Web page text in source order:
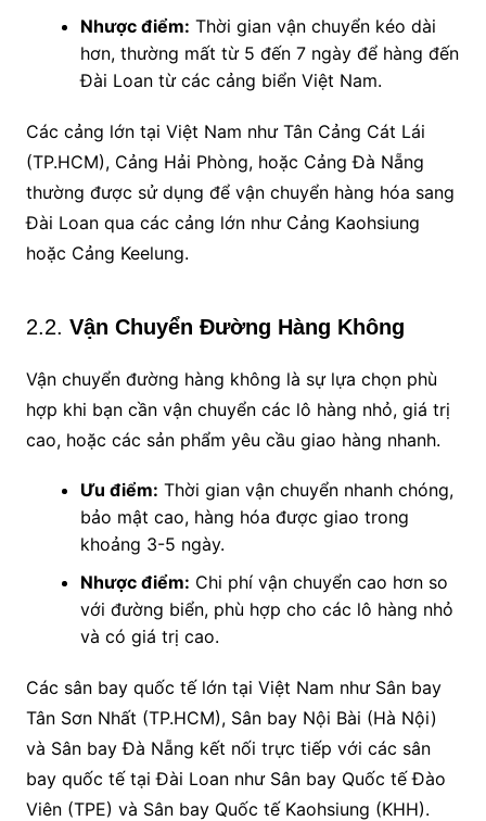
Nhược điểm: Thời gian vận chuyển kéo dài
hơn, thường mất từ 5 đến 7 ngày để hàng đến
Đài Loan từ các cảng biển Việt Nam.
Các cảng lớn tại Việt Nam như Tân Cảng Cát Lái
(TP.HCM), Cảng Hải Phòng, hoặc Cảng Đà Nẵng
thường được sử dụng để vận chuyển hàng hóa sang
Đài Loan qua các cảng lớn như Cảng Kaohsiung
hoặc Cảng Keelung.
2.2. Vận Chuyển Đường Hàng Không
Vận chuyển đường hàng không là sự lựa chọn phù
hợp khi bạn cần vận chuyển các lô hàng nhỏ, giá trị
cao, hoặc các sản phẩm yêu cầu giao hàng nhanh.
Ưu điểm: Thời gian vận chuyển nhanh chóng,
bảo mật cao, hàng hóa được giao trong
khoảng 3-5 ngày.
Nhược điểm: Chi phí vận chuyển cao hơn so
với đường biển, phù hợp cho các lô hàng nhỏ
và có giá trị cao.
Các sân bay quốc tế lớn tại Việt Nam như Sân bay
Tân Sơn Nhất (TP.HCM), Sân bay Nội Bài (Hà Nội)
và Sân bay Đà Nẵng kết nối trực tiếp với các sân
bay quốc tế tại Đài Loan như Sân bay Quốc tế Đào
Viên (TPE) và Sân bay Quốc tế Kaohsiung (KHH).